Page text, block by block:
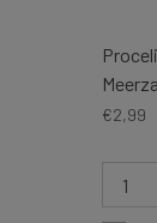
€2,99